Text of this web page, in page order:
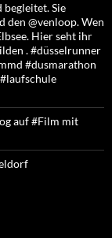
begleitet. Sie
@venloop. Wen
Hier seht ihr
. #düsselrunner
#dusmarathon
auf #Film mit